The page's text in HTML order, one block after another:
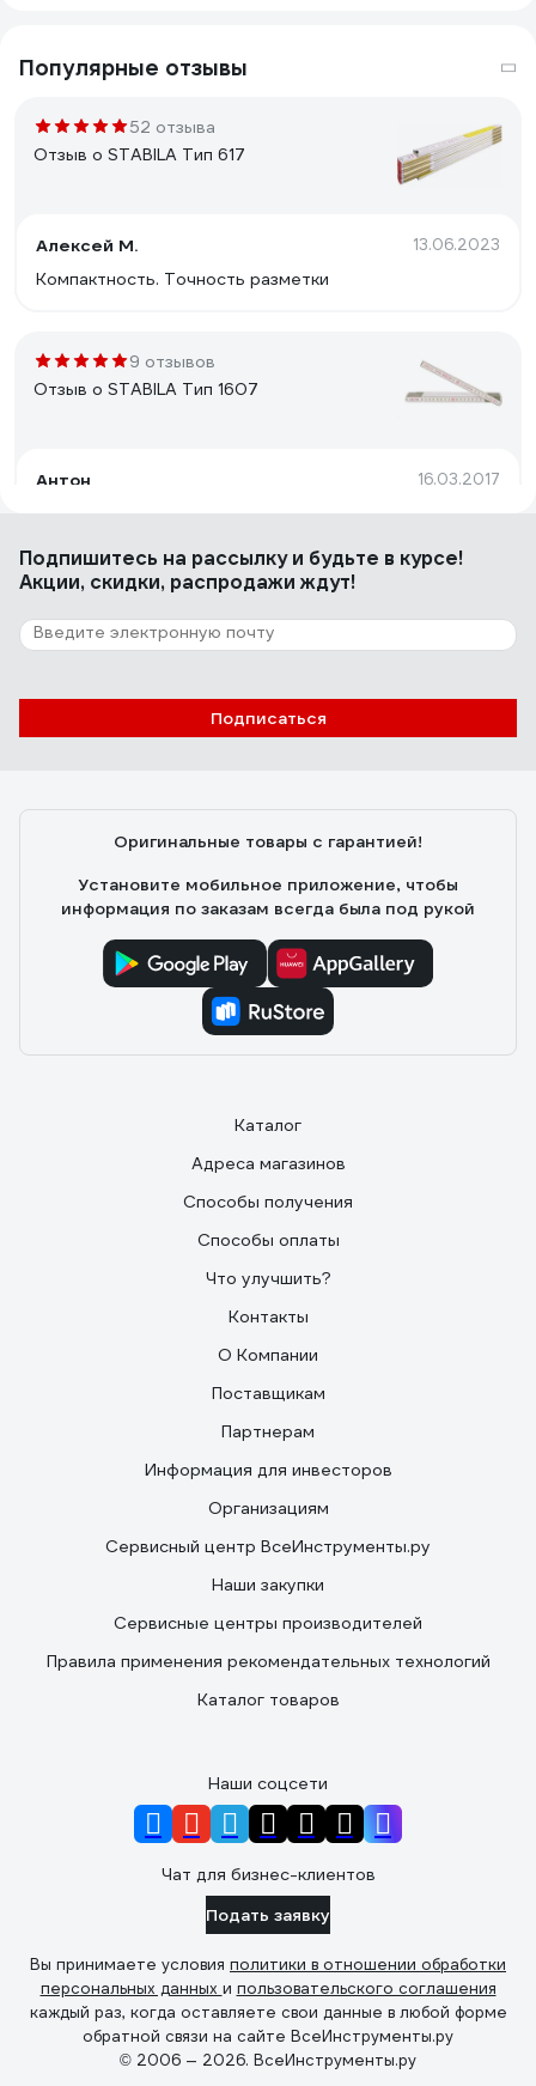
Популярные отзывы
52 отзыва
Отзыв о STABILA Тип 617
Алексей М. 13.06.2023
Компактность. Точность разметки
9 отзывов
Отзыв о STABILA Тип 1607
Антон 16.03.2017
Использую такие метры уже полтора года вместо
57 отзывов
Отзыв о KRAFTOOL PRO-90
Виталик С. 07.05.2023
Подпишитесь на рассылкуи будьте в курсе!
Акции, скидки, распродажи ждут!
Подписаться
Оригинальные товары с гарантией!
Установите мобильное приложение, чтобы
информация по заказам всегда была под рукой
Каталог
Адреса магазинов
Способы получения
Способы оплаты
Что улучшить?
Контакты
О Компании
Поставщикам
Партнерам
Информация для инвесторов
Организациям
Сервисный центр ВсеИнструменты.ру
Наши закупки
Сервисные центры производителей
Правила применения рекомендательных технологий
Каталог товаров
Наши соцсети
Чат для бизнес-клиентов
Подать заявку
Вы принимаете условия политики в отношении обработки
персональных данных и пользовательского соглашения
каждый раз, когда оставляете свои данные в любой форме
обратной связи на сайте ВсеИнструменты.ру
© 2006 — 2026. ВсеИнструменты.ру